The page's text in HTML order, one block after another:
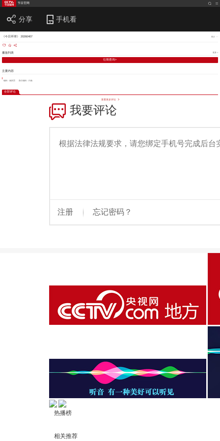
节目官网
分享 手机看
《今日环球》 20260407 简介
播放列表 更多 >
往期查询>
主要内容
编辑：杨跃雷 责任编辑：白杨
全部评论
查看更多评论
热播榜
相关推荐